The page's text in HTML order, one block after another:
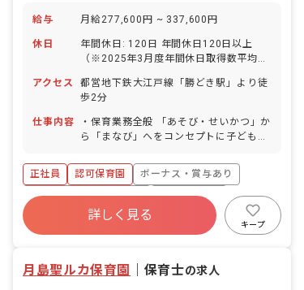
給与 月給277,600円 ~ 337,600円
休日
年間休日: 120日 年間休日120日以上
（※2025年3月度年間休日取得数平均
シフト制による1日） 祝日 ※休日出勤が
発生した場合は平日に振替のお休みを取
っていただきます。 有給休暇（初年度
10日間） ■有給休暇は園運営に支障がで
しているので、お休みする人も出勤する
人も、お互いに気持ちよく過ごせます。
100%・男性86%！もちろん男性も育休
を取得していただきやすい環境です。 夏
季休暇（3日間） 結婚休暇（連続5日
ート休暇 リフレッシュ休暇
アクセス
都営地下鉄大江戸線「勝どき駅」より徒
歩2分
仕事内容
・保育業務全般 「あそび・せいかつ」か
ら「まなび」へをコンセプトに子どもた
ながら、子どもたちの健やかな“ここ
ろ”と“からだ”を育む保育を常に心がけて
います。
正社員 認可保育園
ボーナス・賞与あり
寮・住宅・家賃補助あり
社会保険完備
福利厚生充実
退職金制度
詳しく見る
キープ
月島聖ルカ保育園 保育士の求人